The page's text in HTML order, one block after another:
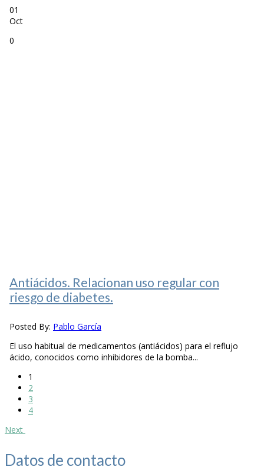
01
Oct
0
Antiácidos. Relacionan uso regular con
riesgo de diabetes.
Posted By: Pablo García
El uso habitual de medicamentos (antiácidos) para el reflujo
ácido, conocidos como inhibidores de la bomba...
1
2
3
4
Next
Datos de contacto